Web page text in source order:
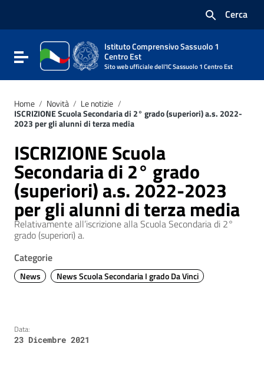
Vai al footer
Cerca
Attiva / disattiva la navigazione
Istituto Comprensivo Sassuolo 1
Centro Est
Sito web ufficiale dell'IC Sassuolo 1 Centro Est
Home / Novità / Le notizie /
ISCRIZIONE Scuola Secondaria di 2° grado (superiori) a.s. 2022-
2023 per gli alunni di terza media
ISCRIZIONE Scuola
Secondaria di 2° grado
(superiori) a.s. 2022-2023
per gli alunni di terza media
Relativamente all’iscrizione alla Scuola Secondaria di 2°
grado (superiori) a.
Categorie
News News Scuola Secondaria I grado Da Vinci
Data:
23 Dicembre 2021